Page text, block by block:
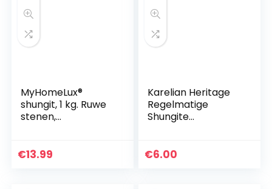
MyHomeLux®
shungit, 1 kg. Ruwe
stenen,
€13.99
Karelian Heritage
Regelmatige
Shungite
ontgifting 0,39
€6.00